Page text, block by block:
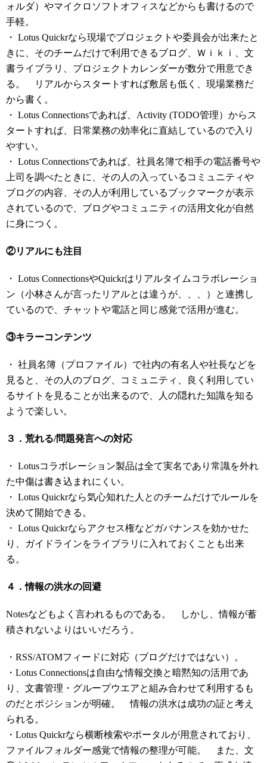
ォルダ）やマイクロソフトオフィスなどからも書けるので
手軽。
・ Lotus Quickrなら現場でプロジェクトや委員会が出来たと
きに、そのチームだけで利用できるブログ、Ｗｉｋｉ、文
書ライブラリ、プロジェクトカレンダーが数分で用意でき
る。 リアルからスタートすれば敷居も低く、現場業務だ
から書く。
・ Lotus Connectionsであれば、Activity (TODO管理）からス
タートすれば、日常業務の効率化に直結しているので入り
やすい。
・ Lotus Connectionsであれば、社員名簿で相手の電話番号や
上司を調べたときに、その人の入っているコミュニティや
ブログの内容、その人が利用しているブックマークが表示
されているので、ブログやコミュニティの活用文化が自然
に身につく。
②リアルにも注目
・ Lotus ConnectionsやQuickrはリアルタイムコラボレーショ
ン（小林さんが言ったリアルとは違うが、、、）と連携し
ているので、チャットや電話と同じ感覚で活用が進む。
③キラーコンテンツ
・ 社員名簿（プロファイル）で社内の有名人や社長などを
見ると、その人のブログ、コミュニティ、良く利用してい
るサイトを見ることが出来るので、人の隠れた知識を知る
ようで楽しい。
３．荒れる/問題発言への対応
・ Lotusコラボレーション製品は全て実名であり常識を外れ
た中傷は書き込まれにくい。
・ Lotus Quickrなら気心知れた人とのチームだけでルールを
決めて開始できる。
・ Lotus Quickrならアクセス権などガバナンスを効かせた
り、ガイドラインをライブラリに入れておくことも出来
る。
４．情報の洪水の回避
Notesなどもよく言われるものである。 しかし、情報が蓄
積されないよりはいいだろう。
・RSS/ATOMフィードに対応（ブログだけではない）。
・Lotus Connectionsは自由な情報交換と暗黙知の活用であ
り、文書管理・グループウエアと組み合わせて利用するも
のだとポジションが明確。 情報の洪水は成功の証と考え
られる。
・Lotus Quickrなら横断検索やポータルが用意されており、
ファイルフォルダー感覚で情報の整理が可能。 また、文